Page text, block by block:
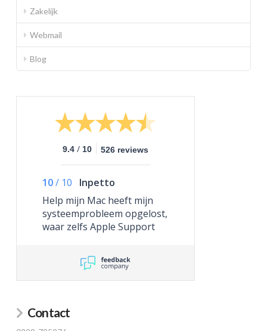
Zakelijk
Webmail
Blog
9.4 / 10 526 reviews
10/ 10
Inpetto
Help mijn Mac heeft mijn
systeemprobleem opgelost,
waar zelfs Apple Support
Contact